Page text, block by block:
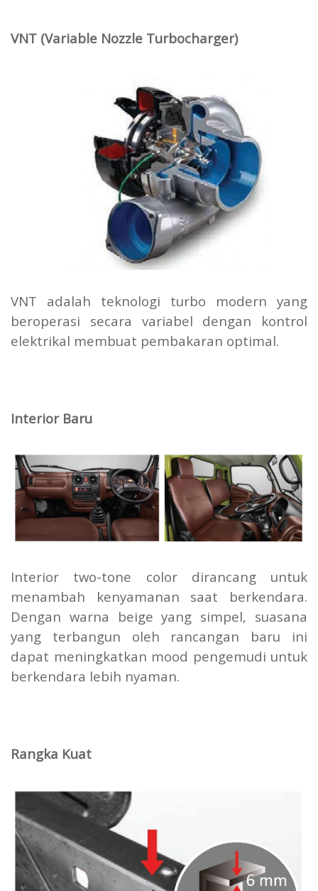
VNT (Variable Nozzle Turbocharger)
VNT adalah teknologi turbo modern yang
beroperasi secara variabel dengan kontrol
elektrikal membuat pembakaran optimal.
Interior Baru
Interior two-tone color dirancang untuk
menambah kenyamanan saat berkendara.
Dengan warna beige yang simpel, suasana
yang terbangun oleh rancangan baru ini
dapat meningkatkan mood pengemudi untuk
berkendara lebih nyaman.
Rangka Kuat